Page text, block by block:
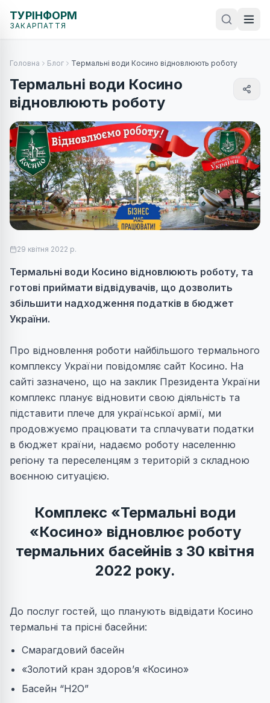
ТУРІНФОРМ
ЗАКАРПАТТЯ
Головна Блог Термальні води Косино відновлюють роботу
Термальні води Косино
відновлюють роботу
29 квітня 2022 р.
Термальні води Косино відновлюють роботу, та
готові приймати відвідувачів, що дозволить
збільшити надходження податків в бюджет
України.
Про відновлення роботи найбільшого термального
комплексу України повідомляє сайт Косино. На
сайті зазначено, що на заклик Президента України
комплекс планує відновити свою діяльність та
підставити плече для української армії, ми
продовжуємо працювати та сплачувати податки
в бюджет країни, надаємо роботу населенню
регіону та переселенцям з територій з складною
воєнною ситуацією.
Комплекс «Термальні води
«Косино» відновлює роботу
термальних басейнів з 30 квітня
2022 року.
До послуг гостей, що планують відвідати Косино
термальні та прісні басейни:
Смарагдовий басейн
«Золотий кран здоров’я «Косино»
Басейн “H2O”